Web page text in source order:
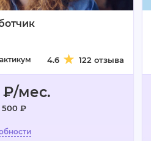
4.6 122 отзыва
₽/мес.
500 ₽